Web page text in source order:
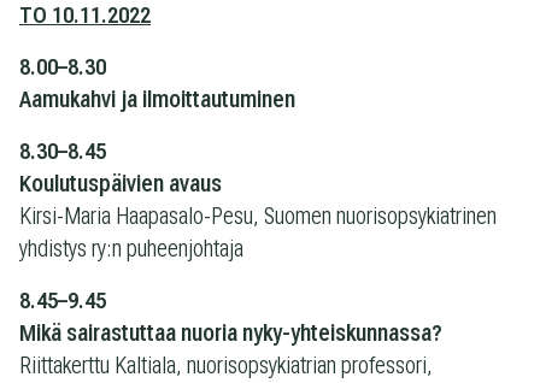
TO 10.11.2022
8.00–8.30
Aamukahvi ja ilmoittautuminen
8.30–8.45
Koulutuspäivien avaus
Kirsi-Maria Haapasalo-Pesu, Suomen nuorisopsykiatrinen
yhdistys ry:n puheenjohtaja
8.45–9.45
Mikä sairastuttaa nuoria nyky-yhteiskunnassa?
Riittakerttu Kaltiala, nuorisopsykiatrian professori,